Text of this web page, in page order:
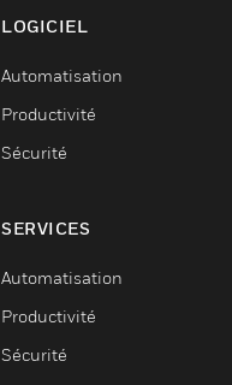
LOGICIEL
Automatisation
Productivité
Sécurité
SERVICES
Automatisation
Productivité
Sécurité